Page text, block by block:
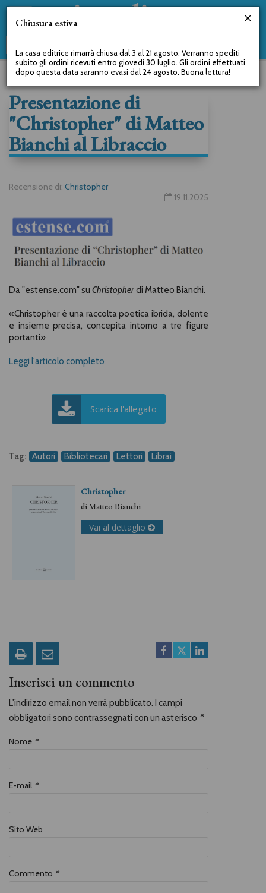
Presentazione di
"Christopher" di Matteo
Bianchi al Libraccio
Recensione di: Christopher
19.11.2025
Da "estense.com" su Christopherdi Matteo Bianchi.
«Christopher è una raccolta poetica ibrida, dolente
e insieme precisa, concepita intorno a tre figure
portanti»
Leggi l'articolo completo
Scarica l'allegato
Tag: Autori Bibliotecari Lettori Librai
Christopher
diMatteo Bianchi
Vai al dettaglio
Inserisci un commento
L'indirizzo email non verrà pubblicato. I campi
obbligatori sono contrassegnati con un asterisco *
Nome *
E-mail *
Sito Web
Commento *
Chiusura estiva
La casa editrice rimarrà chiusa dal 3 al 21 agosto. Verranno spediti
subito gli ordini ricevuti entro giovedì 30 luglio. Gli ordini effettuati
dopo questa data saranno evasi dal 24 agosto. Buona lettura!